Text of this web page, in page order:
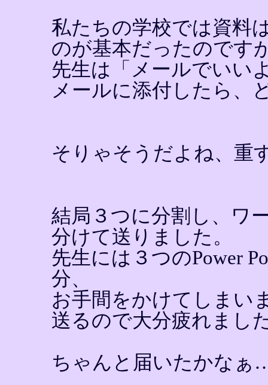
私たちの学校では資料
のが基本だったのです
先生は「メールでいい
メールに添付したら、
そりゃそうだよね、重
結局３つに分割し、ワ
分けて送りました。
先生には３つのPower
分、
お手間をかけてしまい
送るので大分疲れまし
ちゃんと届いたかなぁ